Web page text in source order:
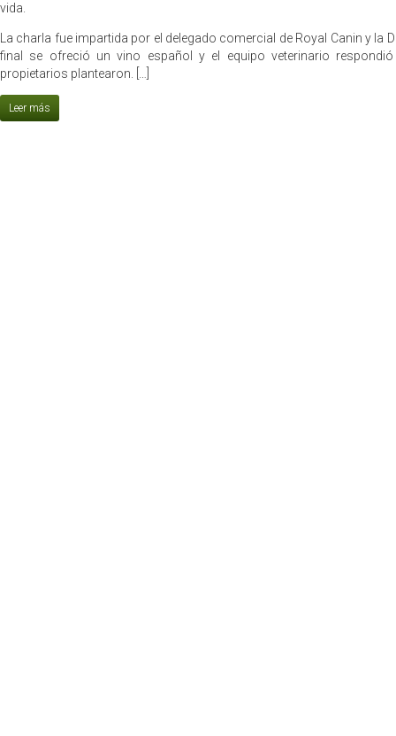
vida.
La charla fue impartida por el delegado comercial de Royal Canin y la
final se ofreció un vino español y el equipo veterinario
propietarios plantearon. […]